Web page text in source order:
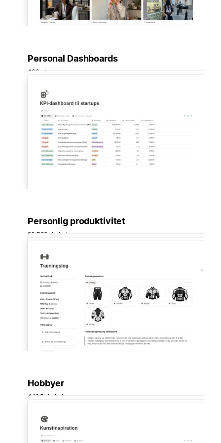
Personal Dashboards
430 skabeloner
Personlig produktivitet
23.729 skabeloner
Hobbyer
4.105 skabeloner